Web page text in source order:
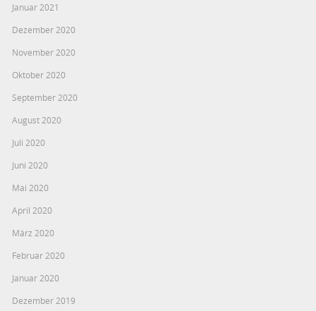
Januar 2021
Dezember 2020
November 2020
Oktober 2020
September 2020
August 2020
Juli 2020
Juni 2020
Mai 2020
April 2020
März 2020
Februar 2020
Januar 2020
Dezember 2019